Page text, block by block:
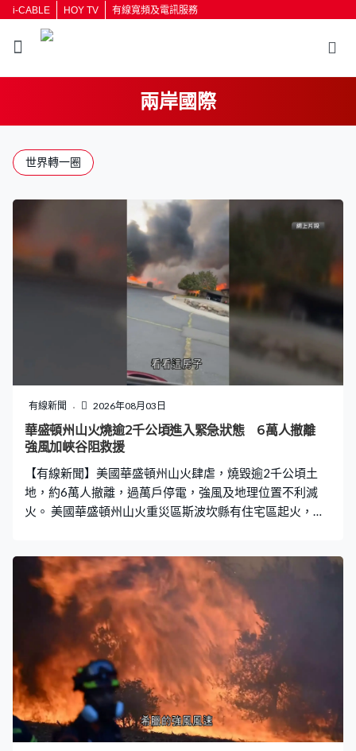
i-CABLE HOY TV 有線寬頻及電訊服務
兩岸國際
世界轉一圈
有線新聞 2026年08月03日
華盛頓州山火燒逾2千公頃進入緊急狀態 6萬人撤離
強風加峽谷阻救援
【有線新聞】美國華盛頓州山火肆虐，燒毀逾2千公頃土
地，約6萬人撤離，過萬戶停電，強風及地理位置不利滅
火。 美國華盛頓州山火重災區斯波坎縣有住宅區起火，多
間迅速蔓延。縣內三個火場焚燒逾2,100公頃土地，數百座
建築物被燒毀。縣內約6萬人要撤離，一間退伍軍人醫院亦
要疏散，馬路出現長長的車龍。山火逼近，有人用水噴灑
房屋，希望減低被燒毀的機會。 除了斯波坎縣，華盛頓州
合共錄得十多宗山火報告，火場面積合共逾10萬公頃。華
盛頓州進入緊急狀態，請求聯邦緊急事務管理局提供援
助，又開放避難所安置約400人。國民警衛隊、十多個州
及澳洲派出救援隊伍協助救災。預測斯波坎會出現時速高
達72公里的陣風，加上當地被峽谷包圍，不利滅火。 愛達
荷州西部和俄勒岡州東部則因閃電引起山火，消防直升機